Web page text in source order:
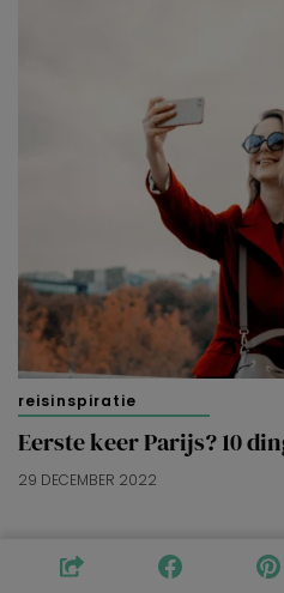
reisinspiratie
Eerste keer Parijs? 10
29 DECEMBER 2022
Ook leuk